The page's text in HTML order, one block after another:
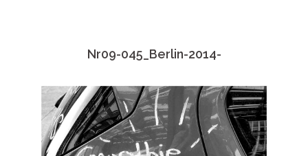
Nr09-045_Berlin-2014-